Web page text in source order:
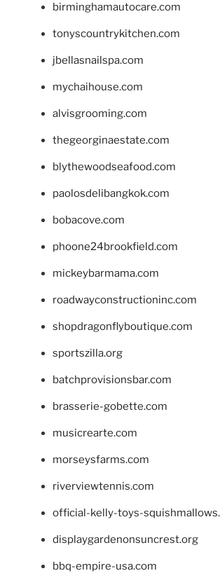
birminghamautocare.com
tonyscountrykitchen.com
jbellasnailspa.com
mychaihouse.com
alvisgrooming.com
thegeorginaestate.com
blythewoodseafood.com
paolosdelibangkok.com
bobacove.com
phoone24brookfield.com
mickeybarmama.com
roadwayconstructioninc.com
shopdragonflyboutique.com
sportszilla.org
batchprovisionsbar.com
brasserie-gobette.com
musicrearte.com
morseysfarms.com
riverviewtennis.com
official-kelly-toys-
displaygardenonsuncrest.org
bbq-empire-usa.com